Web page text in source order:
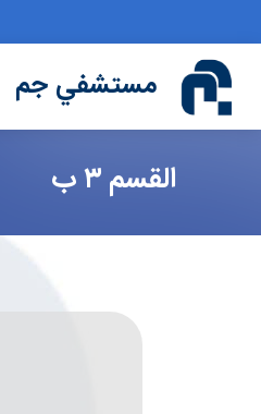
مستشفي جم
القسم ۳ ب